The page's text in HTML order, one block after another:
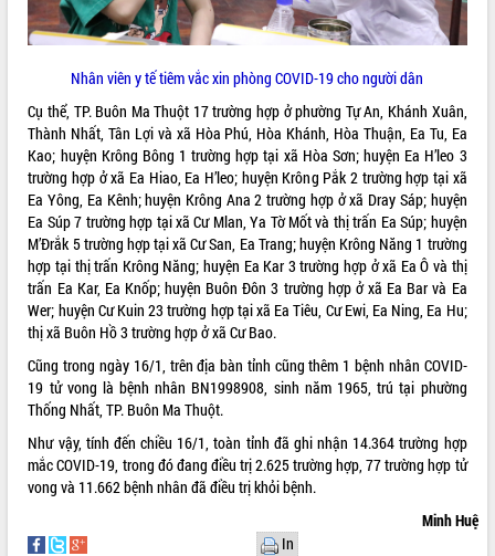
VIDEO
Không có file video nào để phát.
ALBUM ẢNH
Nhân viên y tế tiêm vắc xin phòng COVID-19 cho người dân
Cụ thể, TP. Buôn Ma Thuột 17 trường hợp ở phường Tự An, Khánh Xuân,
Thành Nhất, Tân Lợi và xã Hòa Phú, Hòa Khánh, Hòa Thuận, Ea Tu, Ea
Kao; huyện Krông Bông 1 trường hợp tại xã Hòa Sơn; huyện Ea H’leo 3
trường hợp ở xã Ea Hiao, Ea H’leo; huyện Krông Pắk 2 trường hợp tại xã
Ea Yông, Ea Kênh; huyện Krông Ana 2 trường hợp ở xã Dray Sáp; huyện
Ea Súp 7 trường hợp tại xã Cư Mlan, Ya Tờ Mốt và thị trấn Ea Súp; huyện
M’Đrắk 5 trường hợp tại xã Cư San, Ea Trang; huyện Krông Năng 1 trường
hợp tại thị trấn Krông Năng; huyện Ea Kar 3 trường hợp ở xã Ea Ô và thị
trấn Ea Kar, Ea Knốp; huyện Buôn Đôn 3 trường hợp ở xã Ea Bar và Ea
Wer; huyện Cư Kuin 23 trường hợp tại xã Ea Tiêu, Cư Ewi, Ea Ning, Ea Hu;
thị xã Buôn Hồ 3 trường hợp ở xã Cư Bao.
Cũng trong ngày 16/1, trên địa bàn tỉnh cũng thêm 1 bệnh nhân COVID-
19 tử vong là bệnh nhân BN1998908, sinh năm 1965, trú tại phường
Thống Nhất, TP. Buôn Ma Thuột.
Như vậy, tính đến chiều 16/1, toàn tỉnh đã ghi nhận 14.364 trường hợp
mắc COVID-19, trong đó đang điều trị 2.625 trường hợp, 77 trường hợp tử
vong và 11.662 bệnh nhân đã điều trị khỏi bệnh.
Minh Huệ
In